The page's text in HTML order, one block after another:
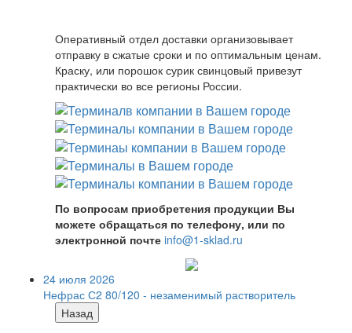
Оперативный отдел доставки организовывает
отправку в сжатые сроки и по оптимальным ценам.
Краску, или порошок сурик свинцовый привезут
практически во все регионы России.
По вопросам приобретения продукции Вы
можете обращаться по телефону, или по
электронной почте info@1-sklad.ru
24 июля 2026
Нефрас С2 80/120 - незаменимый растворитель
Назад